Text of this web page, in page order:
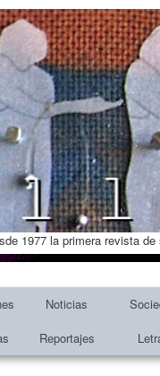
1977 la primera revista
Noticias
Reportajes